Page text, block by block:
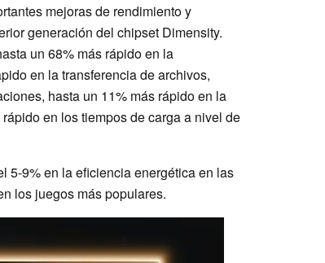
mejoras de rendimiento y
generación del chipset Dimensity.
un 68% más rápido en la
en la transferencia de archivos,
hasta un 11% más rápido en la
en los tiempos de carga a nivel de
5-9% en la eficiencia energética en las
los juegos más populares.